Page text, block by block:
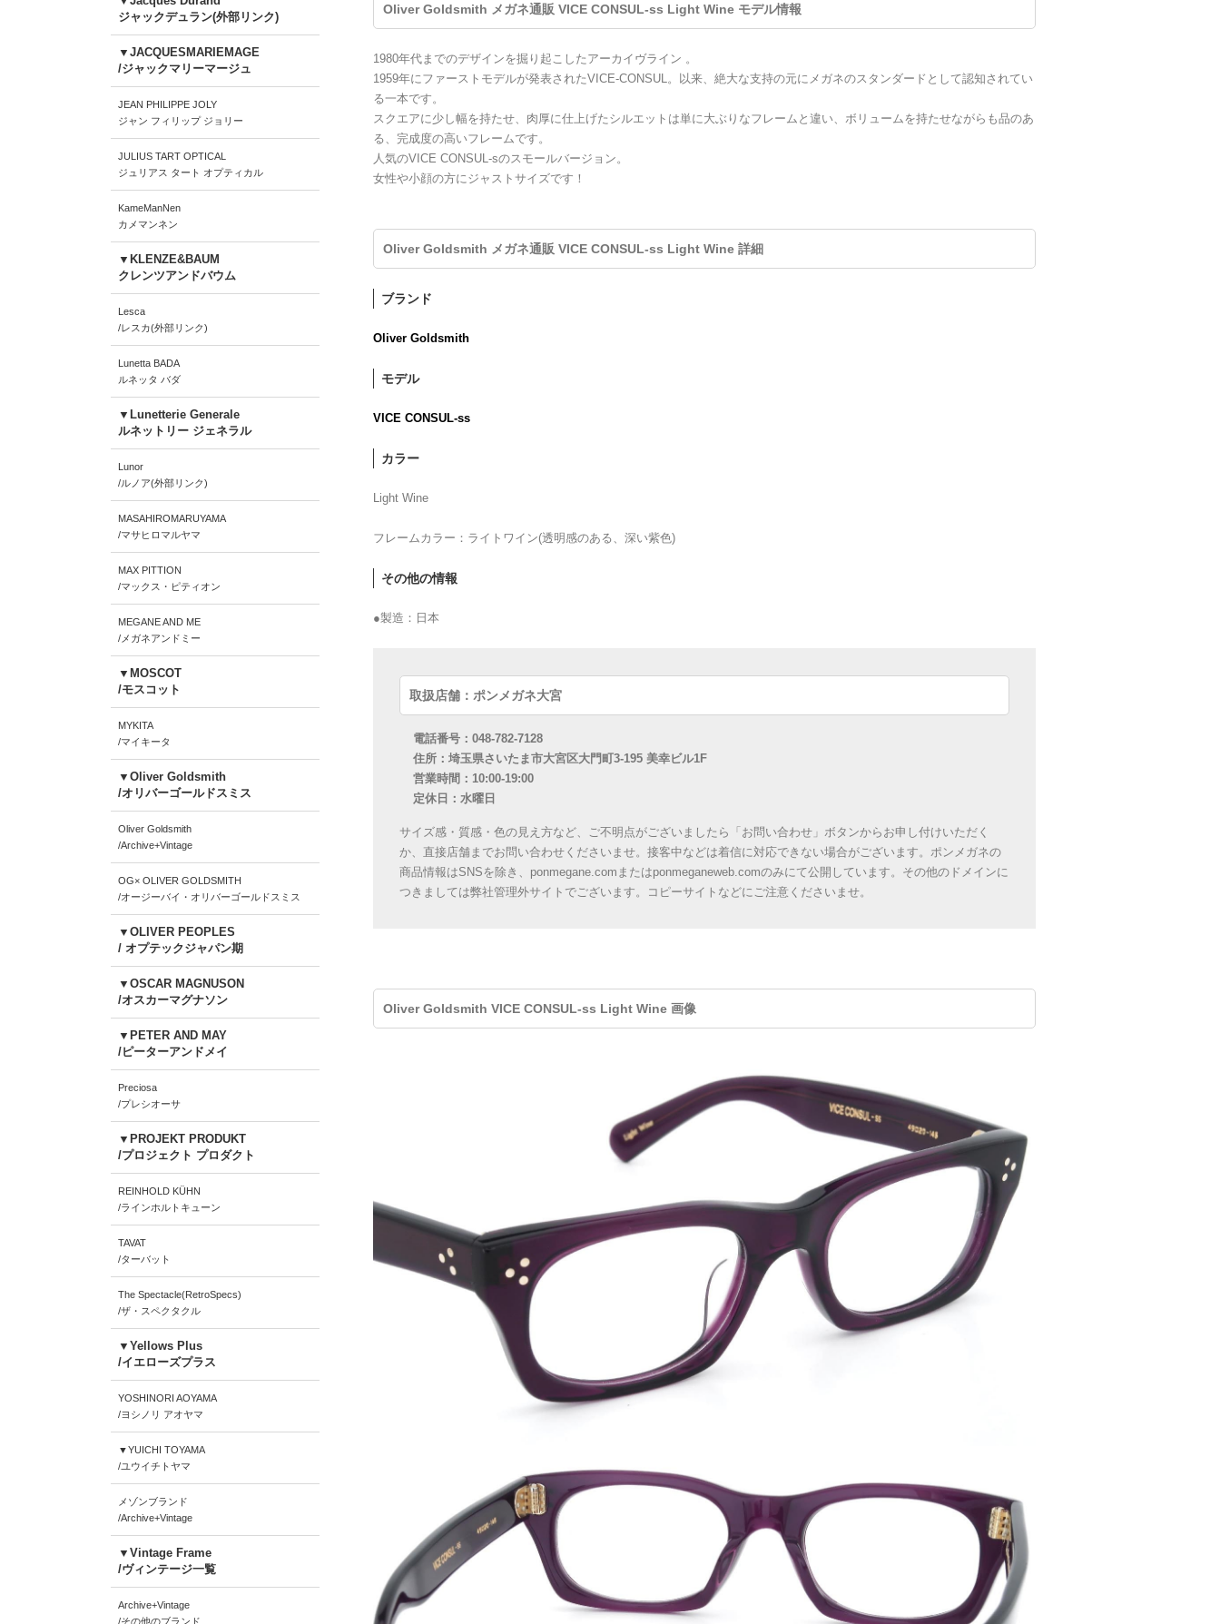
Oliver Goldsmith メガネ通販 VICE CONSUL-ss Light Wine モデル情報
1980年代までのデザインを掘り起こしたアーカイヴライン 。
1959年にファーストモデルが発表されたVICE-CONSUL。以来、絶大な支持の元にメガネのスタンダードとして認知されてい
る一本です。
スクエアに少し幅を持たせ、肉厚に仕上げたシルエットは単に大ぶりなフレームと違い、ボリュームを持たせながらも品のあ
る、完成度の高いフレームです。
人気のVICE CONSUL-sのスモールバージョン。
女性や小顔の方にジャストサイズです！
Oliver Goldsmith メガネ通販 VICE CONSUL-ss Light Wine 詳細
ブランド
Oliver Goldsmith
モデル
VICE CONSUL-ss
カラー
Light Wine
フレームカラー：ライトワイン(透明感のある、深い紫色)
その他の情報
●製造：日本
取扱店舗：ポンメガネ大宮
電話番号：048-782-7128
住所：埼玉県さいたま市大宮区大門町3-195 美幸ビル1F
営業時間：10:00-19:00
定休日：水曜日
サイズ感・質感・色の見え方など、ご不明点がございましたら「お問い合わせ」ボタンからお申し付けいただく
か、直接店舗までお問い合わせくださいませ。接客中などは着信に対応できない場合がございます。ポンメガネの
商品情報はSNSを除き、ponmegane.comまたはponmeganeweb.comのみにて公開しています。その他のドメインに
つきましては弊社管理外サイトでございます。コピーサイトなどにご注意くださいませ。
Oliver Goldsmith VICE CONSUL-ss Light Wine 画像
ジャックデュラン(外部リンク)
▼JACQUESMARIEMAGE
/ジャックマリーマージュ
JEAN PHILIPPE JOLY
ジャン フィリップ ジョリー
JULIUS TART OPTICAL
ジュリアス タート オプティカル
KameManNen
カメマンネン
▼KLENZE&BAUM
クレンツアンドバウム
Lesca
/レスカ(外部リンク)
Lunetta BADA
ルネッタ バダ
▼Lunetterie Generale
ルネットリー ジェネラル
Lunor
/ルノア(外部リンク)
MASAHIROMARUYAMA
/マサヒロマルヤマ
MAX PITTION
/マックス・ピティオン
MEGANE AND ME
/メガネアンドミー
▼MOSCOT
/モスコット
MYKITA
/マイキータ
▼Oliver Goldsmith
/オリバーゴールドスミス
Oliver Goldsmith
/Archive+Vintage
OG× OLIVER GOLDSMITH
/オージーバイ・オリバーゴールドスミス
▼OLIVER PEOPLES
/ オプテックジャパン期
▼OSCAR MAGNUSON
/オスカーマグナソン
▼PETER AND MAY
/ピーターアンドメイ
Preciosa
/プレシオーサ
▼PROJEKT PRODUKT
/プロジェクト プロダクト
REINHOLD KÜHN
/ラインホルトキューン
TAVAT
/ターバット
The Spectacle(RetroSpecs)
/ザ・スペクタクル
▼Yellows Plus
/イエローズプラス
YOSHINORI AOYAMA
/ヨシノリ アオヤマ
▼YUICHI TOYAMA
/ユウイチトヤマ
メゾンブランド
/Archive+Vintage
▼Vintage Frame
/ヴィンテージ一覧
Archive+Vintage
/その他のブランド